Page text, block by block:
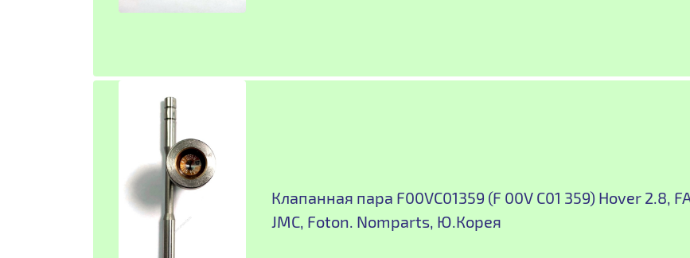
Клапанная пара F00VC01359 (F 00V C01 359) Hover 2.8,
JMC, Foton. Nomparts, Ю.Корея